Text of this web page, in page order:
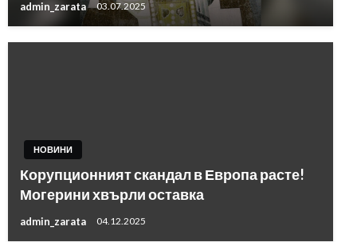
admin_zarata 03.07.2025
НОВИНИ
Корупционният скандал в Европа расте!
Могерини хвърли оставка
admin_zarata 04.12.2025